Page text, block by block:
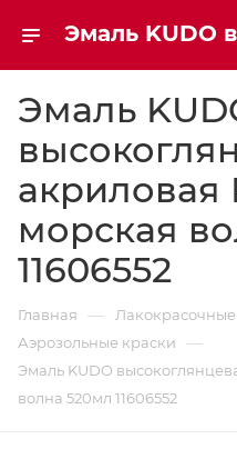
Эмаль
акриловая
морская
11606552
Главная —
Аэрозольные краски —
Эмаль KUDO
волна 520мл 11606552